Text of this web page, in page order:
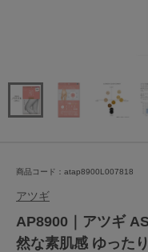
商品コード：atap8900L007818
アツギ
AP8900｜アツギ
然な素肌感 ゆった